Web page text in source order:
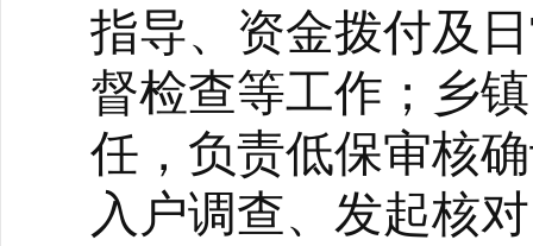
指导、资金拨付及
督检查等工作；乡
任，负责低保审核
入户调查、发起核